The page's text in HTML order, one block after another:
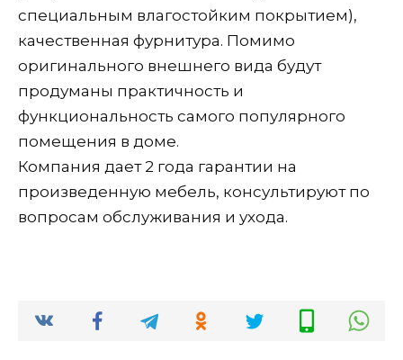
специальным влагостойким покрытием),
качественная фурнитура. Помимо
оригинального внешнего вида будут
продуманы практичность и
функциональность самого популярного
помещения в доме.
Компания дает 2 года гарантии на
произведенную мебель, консультируют по
вопросам обслуживания и ухода.